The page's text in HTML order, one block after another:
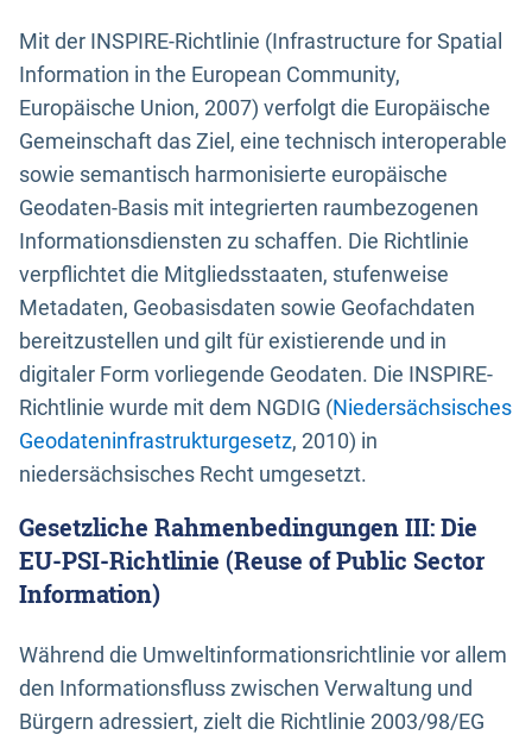
Mit der INSPIRE-Richtlinie (Infrastructure for Spatial
Information in the European Community,
Europäische Union, 2007) verfolgt die Europäische
Gemeinschaft das Ziel, eine technisch interoperable
sowie semantisch harmonisierte europäische
Geodaten-Basis mit integrierten raumbezogenen
Informationsdiensten zu schaffen. Die Richtlinie
verpflichtet die Mitgliedsstaaten, stufenweise
Metadaten, Geobasisdaten sowie Geofachdaten
bereitzustellen und gilt für existierende und in
digitaler Form vorliegende Geodaten. Die INSPIRE-
Richtlinie wurde mit dem NGDIG (Niedersächsisches
Geodateninfrastrukturgesetz, 2010) in
niedersächsisches Recht umgesetzt.
Gesetzliche Rahmenbedingungen III: Die
EU-PSI-Richtlinie (Reuse of Public Sector
Information)
Während die Umweltinformationsrichtlinie vor allem
den Informationsfluss zwischen Verwaltung und
Bürgern adressiert, zielt die Richtlinie 2003/98/EG